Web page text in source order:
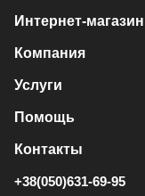
Интернет-магазин
Компания
Услуги
Помощь
Контакты
+38(050)631-69-95